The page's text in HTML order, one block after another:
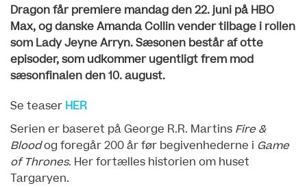
Dragon får premiere mandag den 22. juni på HBO
Max, og danske Amanda Collin vender tilbage i rollen
som Lady Jeyne Arryn.Sæsonen består af otte
episoder, som udkommer ugentligt frem mod
sæsonfinalen den 10. august.
Se teaser HER
Serien er baseret på George R.R. Martins Fire &
Bloodog foregår 200 år før begivenhederne i Game
of Thrones. Her fortælles historien om huset
Targaryen.